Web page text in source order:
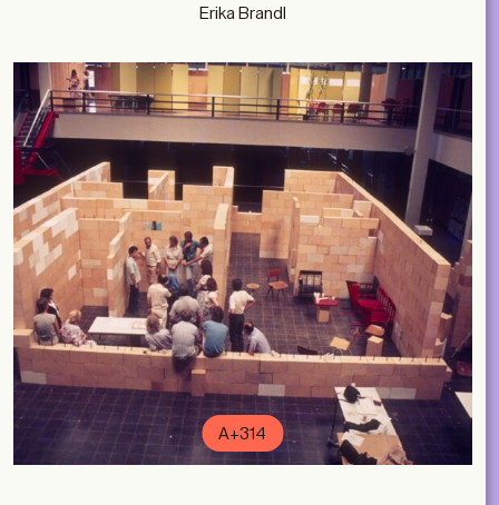
Erika Brandl
A+314